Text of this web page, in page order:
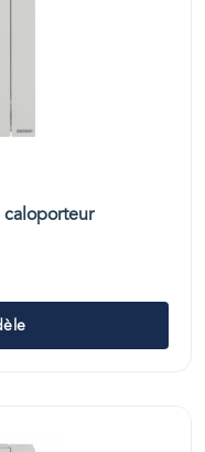
caloporteur